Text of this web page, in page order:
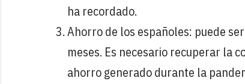
ha recordado.
Ahorro de los españoles: puede
meses. Es necesario recuperar la
ahorro generado durante la